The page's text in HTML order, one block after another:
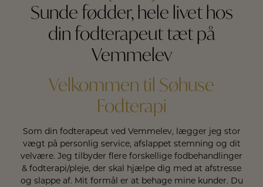
Sunde fødder, hele livet hos
din fodterapeut tæt på
Vemmelev
Velkommen til Søhuse
Fodterapi
Som din fodterapeut ved Vemmelev, lægger jeg stor
vægt på personlig service, afslappet stemning og dit
velvære. Jeg tilbyder flere forskellige fodbehandlinger
& fodterapi/pleje, der skal hjælpe dig med at afstresse
og slappe af. Mit formål er at behage mine kunder. Du